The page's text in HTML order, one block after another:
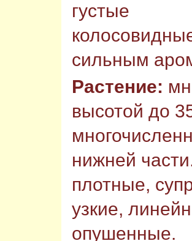
густые
сильным
Растение:
высотой до
нижней
плотные,
узкие,
опушенные.